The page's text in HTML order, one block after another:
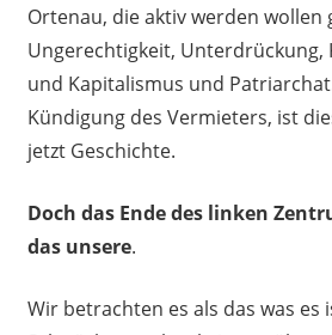
Ortenau, die aktiv werden wollen
Ungerechtigkeit, Unterdrückung,
und Kapitalismus und
Kündigung des Vermieters, ist
jetzt Geschichte.
Doch das Ende des linken
das unsere.
Wir betrachten es als das was es